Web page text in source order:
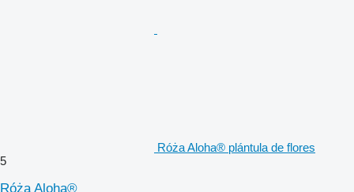
Róża Aloha® plántula de flores
5
Róża Aloha®